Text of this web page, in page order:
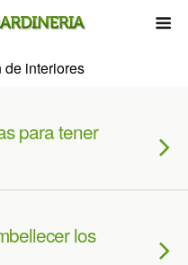
de interiores
para tener
los